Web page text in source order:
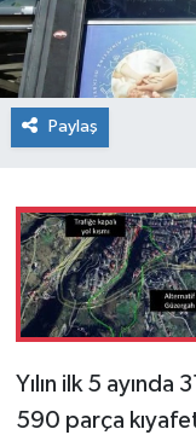
Paylaş
Yılın ilk 5
590 parça